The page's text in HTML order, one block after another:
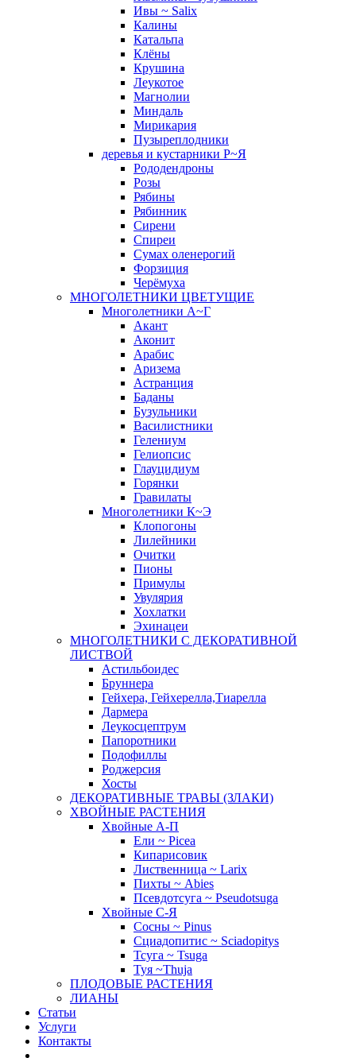
Ивы ~ Salix
Калины
Катальпа
Клёны
Крушина
Леукотое
Магнолии
Миндаль
Мирикария
Пузыреплодники
деревья и кустарники Р~Я
Рододендроны
Розы
Рябины
Рябинник
Сирени
Спиреи
Сумах оленерогий
Форзиция
Черёмуха
МНОГОЛЕТНИКИ ЦВЕТУЩИЕ
Многолетники А~Г
Акант
Аконит
Арабис
Аризема
Астранция
Баданы
Бузульники
Василистники
Гелениум
Гелиопсис
Глауцидиум
Горянки
Гравилаты
Многолетники К~Э
Клопогоны
Лилейники
Очитки
Пионы
Примулы
Увулярия
Хохлатки
Эхинацеи
МНОГОЛЕТНИКИ С ДЕКОРАТИВНОЙ
ЛИСТВОЙ
Астильбоидес
Бруннера
Гейхера, Гейхерелла,Тиарелла
Дармера
Леукосцептрум
Папоротники
Подофиллы
Роджерсия
Хосты
ДЕКОРАТИВНЫЕ ТРАВЫ (ЗЛАКИ)
ХВОЙНЫЕ РАСТЕНИЯ
Хвойные А-П
Ели ~ Picea
Кипарисовик
Лиственница ~ Larix
Пихты ~ Abies
Псевдотсуга ~ Pseudotsuga
Хвойные С-Я
Сосны ~ Pinus
Сциадопитис ~ Sciadopitys
Тсуга ~ Tsuga
Туя ~Thuja
ПЛОДОВЫЕ РАСТЕНИЯ
ЛИАНЫ
Статьи
Услуги
Контакты